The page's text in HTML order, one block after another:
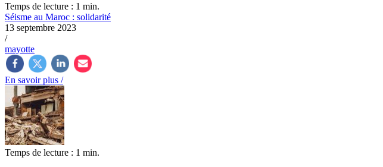
Temps de lecture : 1 min.
Séisme au Maroc : solidarité
13 septembre 2023
/
mayotte
En savoir plus /
Temps de lecture : 1 min.